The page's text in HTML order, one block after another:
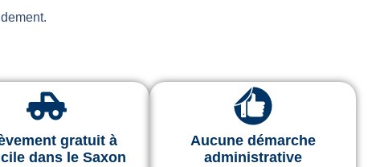
gratuit à
dans le Saxon
Aucune démarche
administrative